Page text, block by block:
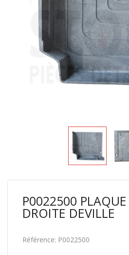
P0022500 PLAQUE
DROITE DEVILLE
Référence: P0022500